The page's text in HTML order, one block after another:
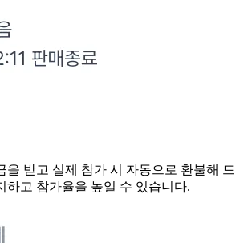
을 받고 실제 참가 시 자동으로 환불해 드
하고 참가율을 높일 수 있습니다.